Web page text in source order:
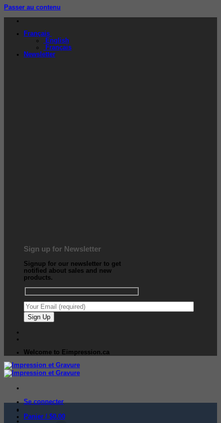
Passer au contenu
Français
English
Français
Newsletter
Sign up for Newsletter
Signup for our newsletter to get
notified about sales and new
products.
Welcome to Eimpression.ca
Se connecter
Panier / $0.00